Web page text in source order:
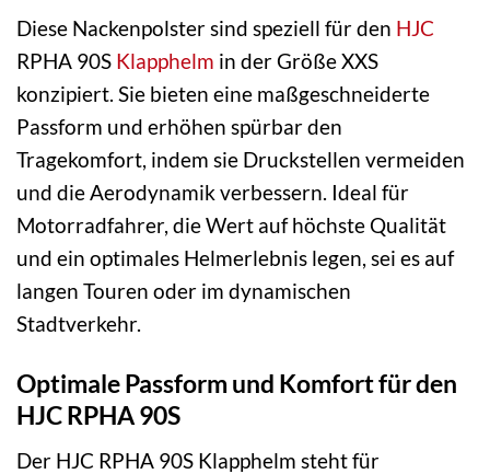
Diese Nackenpolster sind speziell für den HJC
RPHA 90S Klapphelm in der Größe XXS
konzipiert. Sie bieten eine maßgeschneiderte
Passform und erhöhen spürbar den
Tragekomfort, indem sie Druckstellen vermeiden
und die Aerodynamik verbessern. Ideal für
Motorradfahrer, die Wert auf höchste Qualität
und ein optimales Helmerlebnis legen, sei es auf
langen Touren oder im dynamischen
Stadtverkehr.
Optimale Passform und Komfort für den
HJC RPHA 90S
Der HJC RPHA 90S Klapphelm steht für